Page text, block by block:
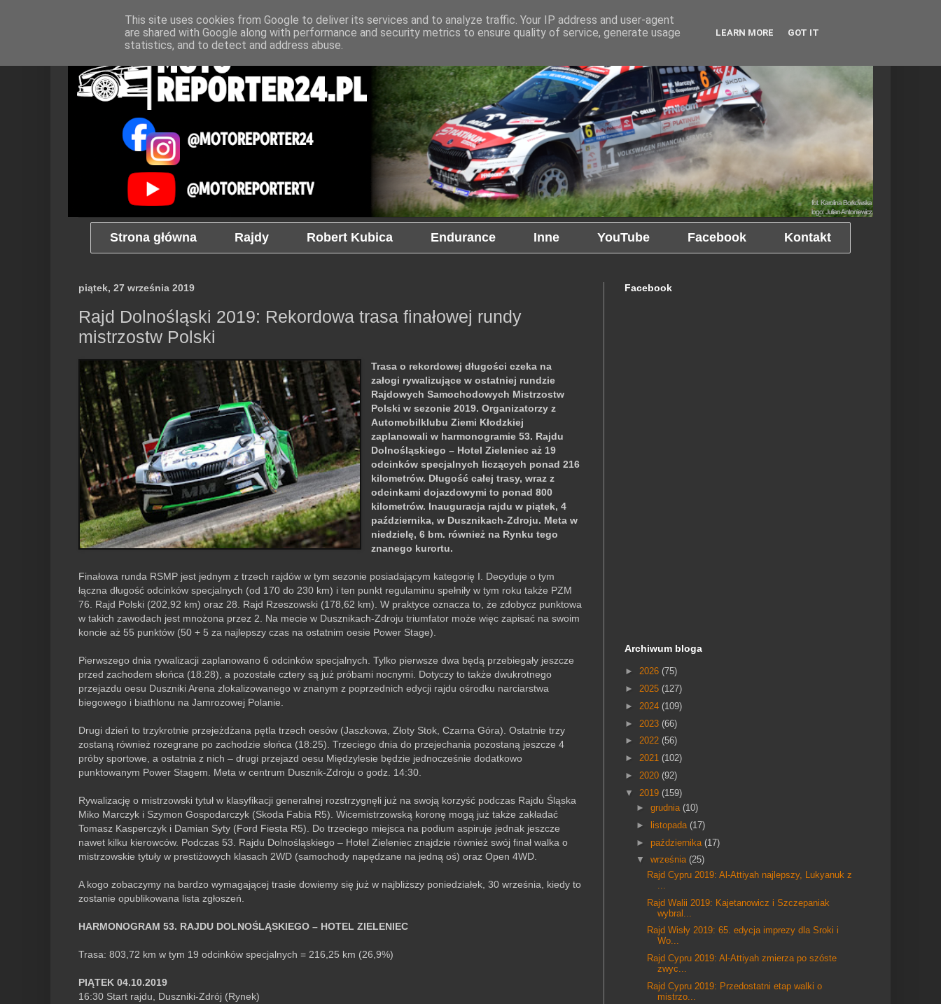
Strona główna Rajdy Robert Kubica Endurance Inne YouTube Facebook Kontakt
piątek, 27 września 2019
Rajd Dolnośląski 2019: Rekordowa trasa finałowej rundy
mistrzostw Polski
Trasa o rekordowej długości czeka na
załogi rywalizujące w ostatniej rundzie
Rajdowych Samochodowych Mistrzostw
Polski w sezonie 2019. Organizatorzy z
Automobilklubu Ziemi Kłodzkiej
zaplanowali w harmonogramie 53. Rajdu
Dolnośląskiego – Hotel Zieleniec aż 19
odcinków specjalnych liczących ponad 216
kilometrów. Długość całej trasy, wraz z
odcinkami dojazdowymi to ponad 800
kilometrów. Inauguracja rajdu w piątek, 4
października, w Dusznikach-Zdroju. Meta w
niedzielę, 6 bm. również na Rynku tego
znanego kurortu.
Finałowa runda RSMP jest jednym z trzech rajdów w tym sezonie posiadającym kategorię I. Decyduje o tym
łączna długość odcinków specjalnych (od 170 do 230 km) i ten punkt regulaminu spełniły w tym roku także PZM
76. Rajd Polski (202,92 km) oraz 28. Rajd Rzeszowski (178,62 km). W praktyce oznacza to, że zdobycz punktowa
w takich zawodach jest mnożona przez 2. Na mecie w Dusznikach-Zdroju triumfator może więc zapisać na swoim
koncie aż 55 punktów (50 + 5 za najlepszy czas na ostatnim oesie Power Stage).
Pierwszego dnia rywalizacji zaplanowano 6 odcinków specjalnych. Tylko pierwsze dwa będą przebiegały jeszcze
przed zachodem słońca (18:28), a pozostałe cztery są już próbami nocnymi. Dotyczy to także dwukrotnego
przejazdu oesu Duszniki Arena zlokalizowanego w znanym z poprzednich edycji rajdu ośrodku narciarstwa
biegowego i biathlonu na Jamrozowej Polanie.
Drugi dzień to trzykrotnie przejeżdżana pętla trzech oesów (Jaszkowa, Złoty Stok, Czarna Góra). Ostatnie trzy
zostaną również rozegrane po zachodzie słońca (18:25). Trzeciego dnia do przejechania pozostaną jeszcze 4
próby sportowe, a ostatnia z nich – drugi przejazd oesu Międzylesie będzie jednocześnie dodatkowo
punktowanym Power Stagem. Meta w centrum Dusznik-Zdroju o godz. 14:30.
Rywalizację o mistrzowski tytuł w klasyfikacji generalnej rozstrzygnęli już na swoją korzyść podczas Rajdu Śląska
Miko Marczyk i Szymon Gospodarczyk (Skoda Fabia R5). Wicemistrzowską koronę mogą już także zakładać
Tomasz Kasperczyk i Damian Syty (Ford Fiesta R5). Do trzeciego miejsca na podium aspiruje jednak jeszcze
nawet kilku kierowców. Podczas 53. Rajdu Dolnośląskiego – Hotel Zieleniec znajdzie również swój finał walka o
mistrzowskie tytuły w prestiżowych klasach 2WD (samochody napędzane na jedną oś) oraz Open 4WD.
A kogo zobaczymy na bardzo wymagającej trasie dowiemy się już w najbliższy poniedziałek, 30 września, kiedy to
zostanie opublikowana lista zgłoszeń.
HARMONOGRAM 53. RAJDU DOLNOŚLĄSKIEGO – HOTEL ZIELENIEC
Trasa: 803,72 km w tym 19 odcinków specjalnych = 216,25 km (26,9%)
PIĄTEK 04.10.2019
16:30 Start rajdu, Duszniki-Zdrój (Rynek)
Facebook
Archiwum bloga
► 2026 (75)
► 2025 (127)
► 2024 (109)
► 2023 (66)
► 2022 (56)
► 2021 (102)
► 2020 (92)
▼ 2019 (159)
► grudnia (10)
►
listopada (17)
► października (17)
▼ września (25)
Rajd Cypru 2019: Al-Attiyah najlepszy, Lukyanuk z
Rajd Walii 2019: Kajetanowicz i Szczepaniak
wybral...
Rajd Wisły 2019: 65. edycja imprezy dla Sroki i
Wo...
Rajd Cypru 2019: Al-Attiyah zmierza po szóste
zwyc...
Rajd Cypru 2019: Przedostatni etap walki o
mistrzo...
This site uses cookies from Google to deliver its services and to analyze traffic. Your IP address and user-agent
are shared with Google along with performance and security metrics to ensure quality of service, generate usage
statistics, and to detect and address abuse.
LEARN MORE GOT IT